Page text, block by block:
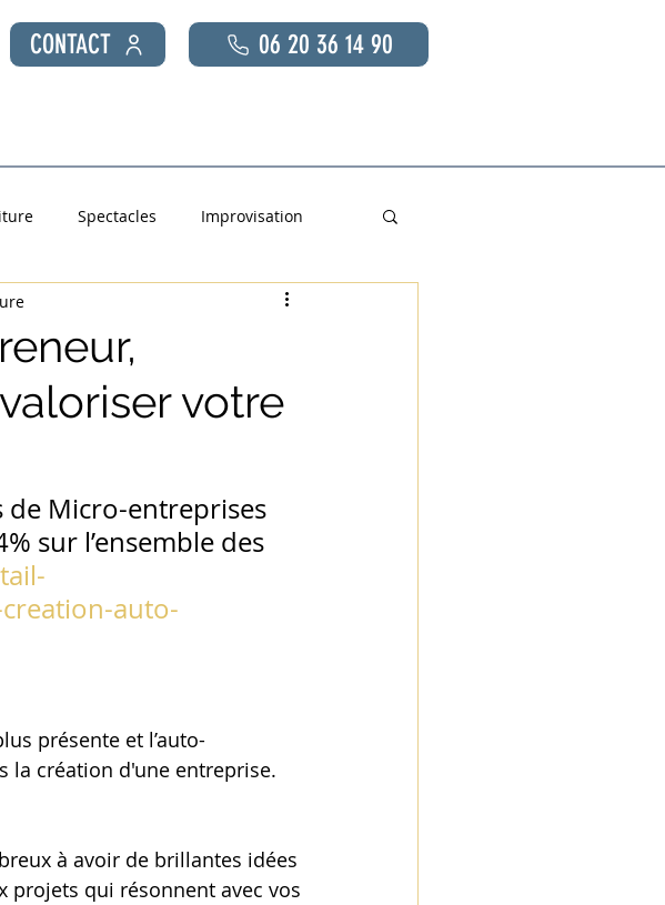
CONTACT 06 20 36 14 90
Spectacles Improvisation
votre
de Micro-entreprises
sur l’ensemble des
auto-
présente et l’auto-
la création d'une entreprise.
à avoir de brillantes idées
projets qui résonnent avec vos